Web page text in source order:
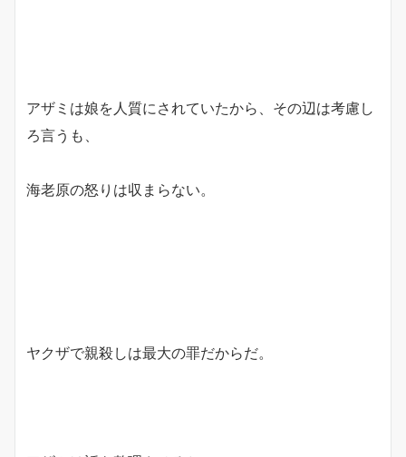
アザミは娘を人質にされていたから、その辺は考慮し
ろ言うも、
海老原の怒りは収まらない。
ヤクザで親殺しは最大の罪だからだ。